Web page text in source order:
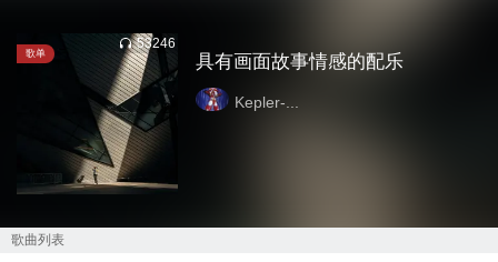
歌单
53246
具有画面故事情感的配乐
Kepler-...
歌曲列表